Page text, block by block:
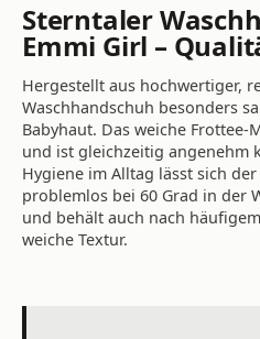
Sterntaler
Emmi Girl –
Hergestellt aus hochwertiger,
Waschhandschuh besonders
Babyhaut. Das weiche
und ist gleichzeitig angenehm
Hygiene im Alltag lässt sich
problemlos bei 60 Grad in der
und behält auch nach
weiche Textur.